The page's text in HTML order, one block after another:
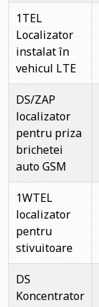
1TEL
Localizator
instalat în
vehicul LTE
DS/ZAP
localizator
pentru priza
brichetei
auto GSM
1WTEL
localizator
pentru
stivuitoare
DS
Koncentrator